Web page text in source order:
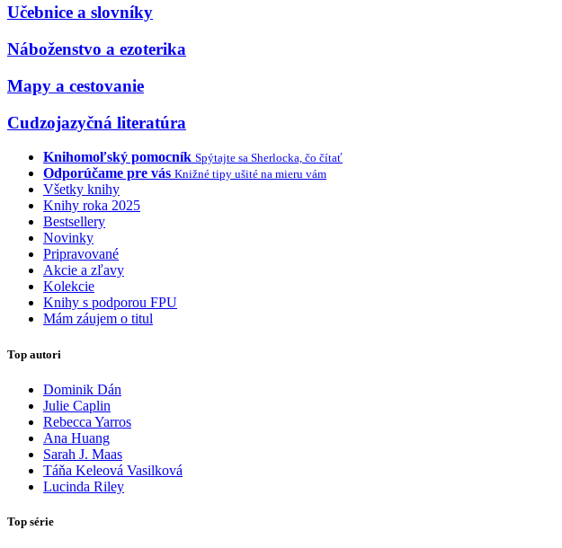
Učebnice a slovníky
Náboženstvo a ezoterika
Mapy a cestovanie
Cudzojazyčná literatúra
Knihomoľský pomocník Spýtajte sa Sherlocka, čo čítať
Odporúčame pre vás Knižné tipy ušité na mieru vám
Všetky knihy
Knihy roka 2025
Bestsellery
Novinky
Pripravované
Akcie a zľavy
Kolekcie
Knihy s podporou FPU
Mám záujem o titul
Top autori
Dominik Dán
Julie Caplin
Rebecca Yarros
Ana Huang
Sarah J. Maas
Táňa Keleová Vasilková
Lucinda Riley
Top série